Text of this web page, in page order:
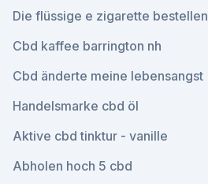
Die flüssige e zigarette bestellen
Cbd kaffee barrington nh
Cbd änderte meine lebensangst
Handelsmarke cbd öl
Aktive cbd tinktur - vanille
Abholen hoch 5 cbd